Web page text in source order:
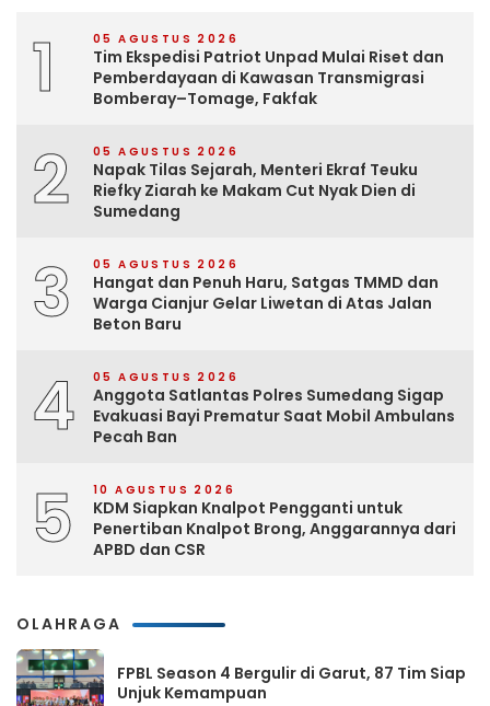
1 05 AGUSTUS 2026
Tim Ekspedisi Patriot Unpad Mulai Riset dan
Pemberdayaan di Kawasan Transmigrasi
Bomberay–Tomage, Fakfak
2 05 AGUSTUS 2026
Napak Tilas Sejarah, Menteri Ekraf Teuku
Riefky Ziarah ke Makam Cut Nyak Dien di
Sumedang
3 05 AGUSTUS 2026
Hangat dan Penuh Haru, Satgas TMMD dan
Warga Cianjur Gelar Liwetan di Atas Jalan
Beton Baru
4 05 AGUSTUS 2026
Anggota Satlantas Polres Sumedang Sigap
Evakuasi Bayi Prematur Saat Mobil Ambulans
Pecah Ban
5 10 AGUSTUS 2026
KDM Siapkan Knalpot Pengganti untuk
Penertiban Knalpot Brong, Anggarannya dari
APBD dan CSR
OLAHRAGA
FPBL Season 4 Bergulir di Garut, 87 Tim Siap
Unjuk Kemampuan